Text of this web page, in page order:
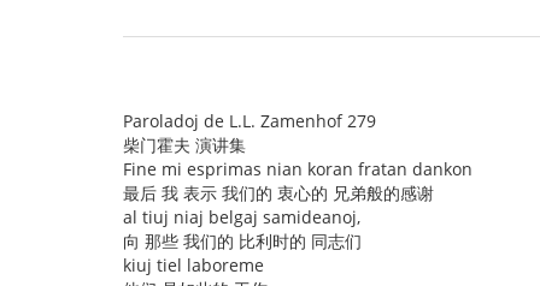
Paroladoj de L.L. Zamenhof 279
柴门霍夫 演讲集
Fine mi esprimas nian koran fratan dankon
最后 我 表示 我们的 衷心的 兄弟般的感谢
al tiuj niaj belgaj samideanoj,
向 那些 我们的 比利时的 同志们
kiuj tiel laboreme